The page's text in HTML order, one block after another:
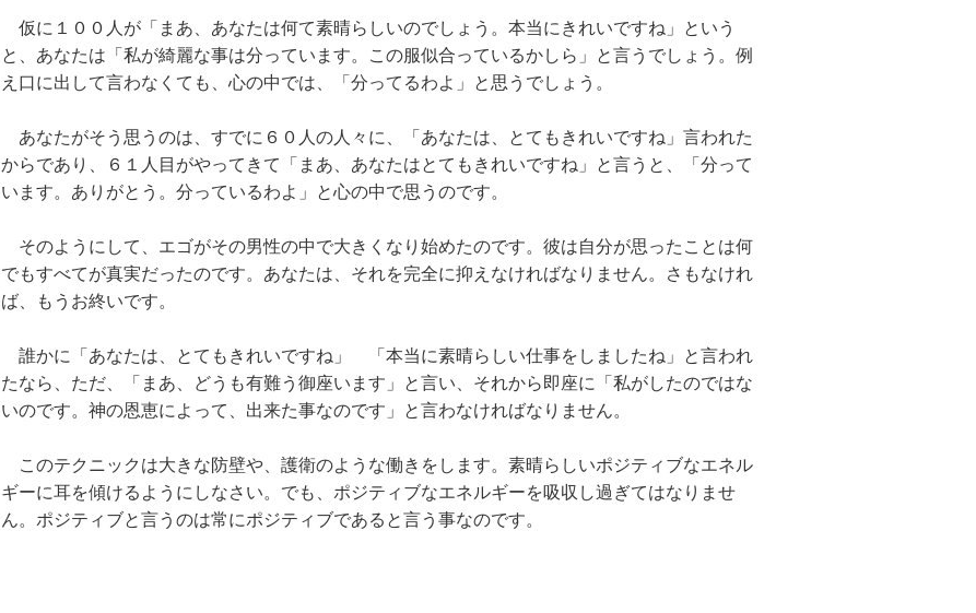
仮に１００人が「まあ、あなたは何て素晴らしいのでしょう。本当にきれいですね」という
と、あなたは「私が綺麗な事は分っています。この服似合っているかしら」と言うでしょう。例
え口に出して言わなくても、心の中では、「分ってるわよ」と思うでしょう。
あなたがそう思うのは、すでに６０人の人々に、「あなたは、とてもきれいですね」言われた
からであり、６１人目がやってきて「まあ、あなたはとてもきれいですね」と言うと、「分って
います。ありがとう。分っているわよ」と心の中で思うのです。
そのようにして、エゴがその男性の中で大きくなり始めたのです。彼は自分が思ったことは何
でもすべてが真実だったのです。あなたは、それを完全に抑えなければなりません。さもなけれ
ば、もうお終いです。
誰かに「あなたは、とてもきれいですね」 「本当に素晴らしい仕事をしましたね」と言われ
たなら、ただ、「まあ、どうも有難う御座います」と言い、それから即座に「私がしたのではな
いのです。神の恩恵によって、出来た事なのです」と言わなければなりません。
このテクニックは大きな防壁や、護衛のような働きをします。素晴らしいポジティブなエネル
ギーに耳を傾けるようにしなさい。でも、ポジティブなエネルギーを吸収し過ぎてはなりませ
ん。ポジティブと言うのは常にポジティブであると言う事なのです。